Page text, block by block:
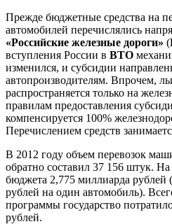
Прежде бюджетные средства на
автомобилей перечислялись
«Российские железные дороги» (
вступления России в ВТО
изменился, и субсидии
автопроизводителям. Впрочем,
распространяется только на
правилам предоставления
компенсируется 100%
Перечислением средств
В 2012 году объем перевозок
обратно составил 37 156 штук.
бюджета 2,775 миллиарда рублей
рублей на один автомобиль).
программы государство
рублей.